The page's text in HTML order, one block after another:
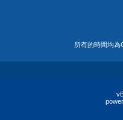
所有的時間均為